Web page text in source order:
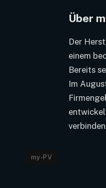
Über
Der
einem
Bereits
Im
my-PV